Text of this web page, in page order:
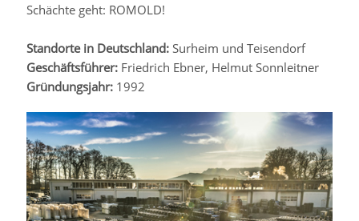
Schächte geht: ROMOLD!
Standorte in Deutschland: Surheim und Teisendorf
Geschäftsführer: Friedrich Ebner, Helmut Sonnleitner
Gründungsjahr: 1992